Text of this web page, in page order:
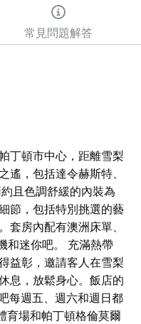
常見問題解答
丁頓市中心，距離雪梨
遙，包括達令赫斯特、
且色調舒緩的內裝為
節，包括特別挑選的藝
套房內配有澳洲床單、
和迷你吧。 充滿熱帶
益彰，邀請客人在雪梨
息，放鬆身心。飯店的
每週五、週六和週日都
育場和帕丁頓格倫莫爾